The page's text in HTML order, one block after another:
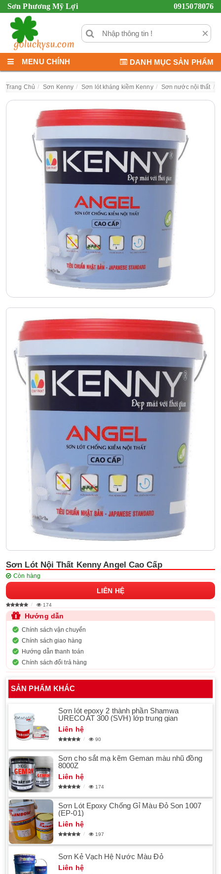
Sơn Phương Mỹ Lợi 0915078076
×
MENU CHÍNH DANH MỤC SẢN PHẨM
Trang Chủ Sơn Kenny Sơn lót kháng kiềm Kenny Sơn nước nội thất
Sơn Lót Nội Thất Kenny Angel Cao Cấp
Còn hàng
LIÊN HỆ
174
Hướng dẫn
Chính sách vận chuyển
Chính sách giao hàng
Hướng dẫn thanh toán
Chính sách đổi trả hàng
SẢN PHẨM KHÁC
Sơn lót epoxy 2 thành phần Shamwa
URECOAT 300 (SVH) lớp trung gian
Liên hệ
90
Sơn cho sắt mạ kẽm Geman màu nhũ đồng
8000Z
Liên hệ
174
Sơn Lót Epoxy Chống Gỉ Màu Đỏ Son 1007
(EP-01)
Liên hệ
197
Sơn Kẻ Vạch Hệ Nước Màu Đỏ
Liên hệ